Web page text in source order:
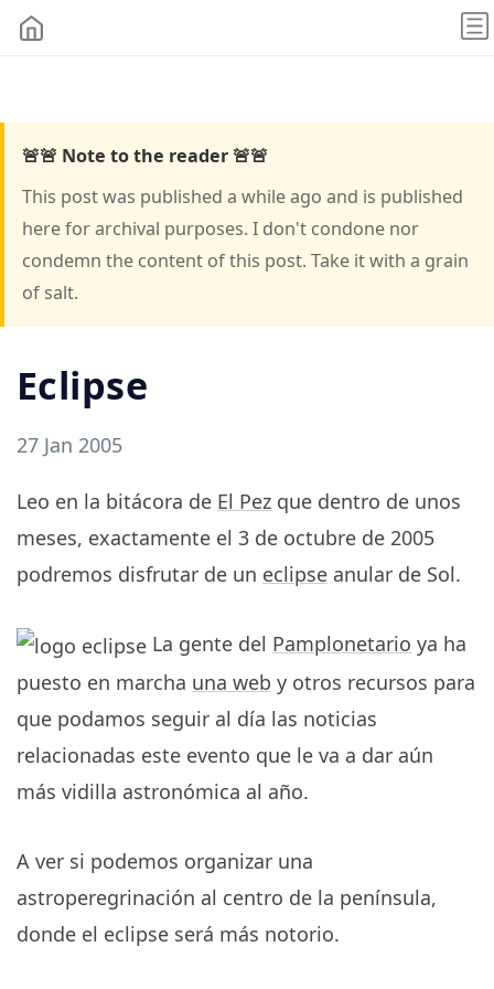
🚨🚨 Note to the reader 🚨🚨
This post was published a while ago and is published
here for archival purposes. I don't condone nor
condemn the content of this post. Take it with a grain
of salt.
Eclipse
27 Jan 2005
Leo en la bitácora de El Pez que dentro de unos
meses, exactamente el 3 de octubre de 2005
podremos disfrutar de un eclipse anular de Sol.
La gente del Pamplonetario ya ha
puesto en marcha una web y otros recursos para
que podamos seguir al día las noticias
relacionadas este evento que le va a dar aún
más vidilla astronómica al año.
A ver si podemos organizar una
astroperegrinación al centro de la península,
donde el eclipse será más notorio.